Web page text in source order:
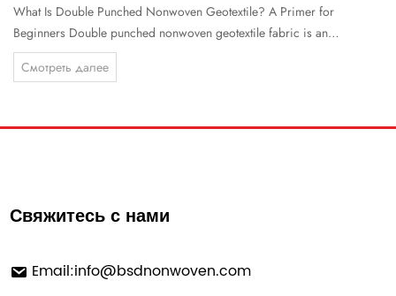
What Is Double Punched Nonwoven Geotextile? A Primer for
Beginners Double punched nonwoven geotextile fabric is an
engineered textile made from polypropylene or polyester staple fibers
that are mechanically bonded through two sequential needle-punching
Смотреть далее
Свяжитесь с нами
Email:info@bsdnonwoven.com